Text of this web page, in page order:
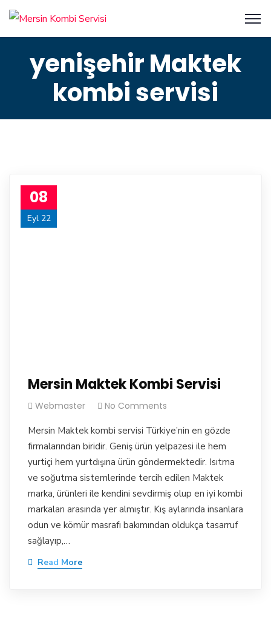
yenişehir Maktek
kombi servisi
08
Eyl 22
Mersin Maktek Kombi Servisi
Webmaster No Comments
Mersin Maktek kombi servisi Türkiye’nin en gözde
firmalarından biridir. Geniş ürün yelpazesi ile hem
yurtiçi hem yurtdışına ürün göndermektedir. Isıtma
ve soğutma sistemlerinde tercih edilen Maktek
marka, ürünleri ile kendini sevdirmiş olup en iyi kombi
markaları arasında yer almıştır. Kış aylarında insanlara
odun ve kömür masrafı bakımından oldukça tasarruf
sağlayıp,…
Read More